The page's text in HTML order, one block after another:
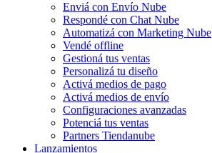
Enviá con Envío Nube
Respondé con Chat Nube
Automatizá con Marketing Nube
Vendé offline
Gestioná tus ventas
Personalizá tu diseño
Activá medios de pago
Activá medios de envío
Configuraciones avanzadas
Potenciá tus ventas
Partners Tiendanube
Lanzamientos